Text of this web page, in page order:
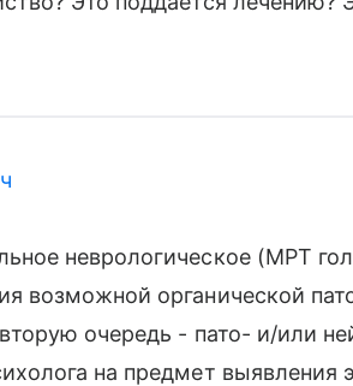
неврологическое (МРТ
возможной органической
очередь - пато- и/или
на предмет выявления